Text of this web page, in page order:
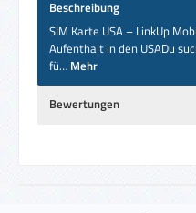
Beschreibung
SIM Karte USA – LinkUp
Aufenthalt in den USADu
fü… Mehr
Bewertungen